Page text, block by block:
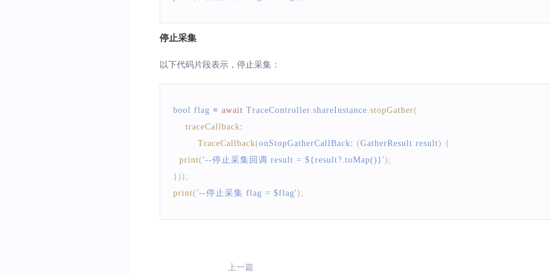
停止采集
以下代码片段表示，停止采集：
bool flag = await TraceController shareInstance stopGather(
traceCallback:
TraceCallback(onStopGatherCallBack: (GatherResult result) {
print('--停止采集回调 result = ${result?.toMap()}') ;
})) ;
print('--停止采集 flag = $flag') ;
上一篇